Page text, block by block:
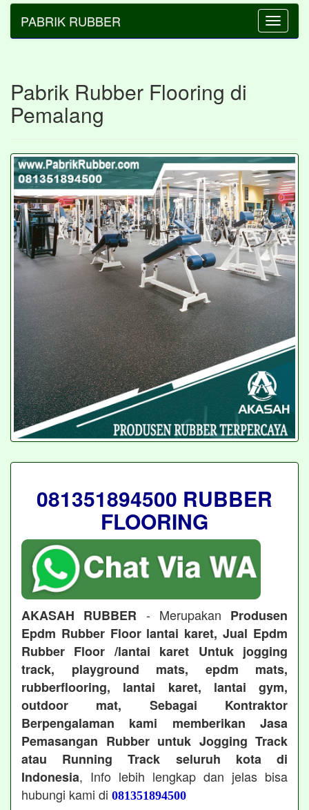
Toggle
PABRIK RUBBER
Pabrik Rubber Flooring di
Pemalang
081351894500 RUBBER
FLOORING
AKASAH RUBBER - Merupakan Produsen
Epdm Rubber Floor lantai karet, Jual Epdm
Rubber Floor /lantai karet Untuk jogging
track, playground mats, epdm mats,
rubberflooring, lantai karet, lantai gym,
outdoor mat, Sebagai Kontraktor
Berpengalaman kami memberikan Jasa
Pemasangan Rubber untuk Jogging Track
atau Running Track seluruh kota di
Indonesia, Info lebih lengkap dan jelas bisa
hubungi kami di 081351894500